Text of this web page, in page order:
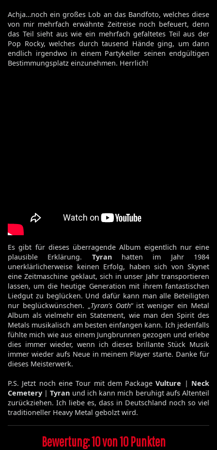
Achja…noch ein großes Lob an das Bandfoto, welches diese
von mir mehrfach erwähnte Zeitreise noch befeuert, denn
das Teil sieht aus wie ein mehrfach gefaltetes Teil aus der
Pop Rocky, welches durch tausend Hände ging, um dann
endlich irgendwo in einem Partykeller seinen endgültigen
Bestimmungsplatz einzunehmen. Herrlich!
Es gibt für dieses überragende Album eigentlich nur eine
plausible Erklärung. Tyranhatten im Jahr 1984
unerklärlicherweise keinen Erfolg, haben sich von Skynet
eine Zeitmaschine geklaut, sich in unser Jahr transportieren
lassen, um die heutige Generation mit ihrem fantastischen
Liedgut zu beglücken. Und dafür kann man alle Beteiligten
nur beglückwünschen. „ Tyran’s Oath“ ist weniger ein Metal
Album als vielmehr ein Statement, wie man den Spirit des
Metals musikalisch am besten einfangen kann. Ich jedenfalls
fühlte mich wie aus einem Jungbrunnen gezogen und erlebe
dies immer wieder, wenn ich dieses brillante Stück Musik
immer wieder aufs Neue in meinem Player starte. Danke für
dieses Meisterwerk.
P.S. Jetzt noch eine Tour mit dem PackageVulture | Neck
Cemetery |Tyran und ich kann mich beruhigt aufs Altenteil
zurückziehen. Ich liebe es, dass in Deutschland noch so viel
traditioneller Heavy Metal gebolzt wird.
Bewertung: 10 von 10 Punkten